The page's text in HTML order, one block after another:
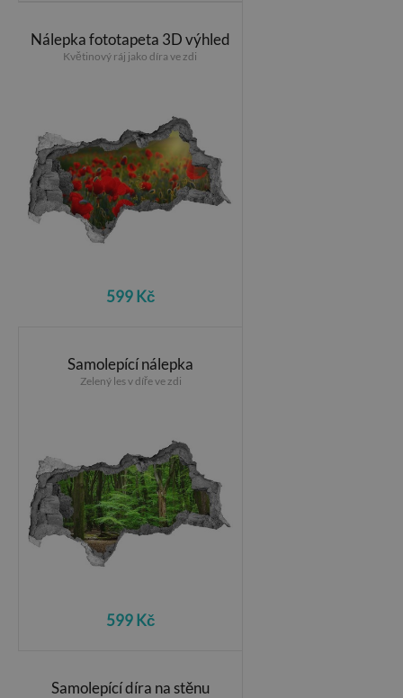
Nálepka fototapeta 3D výhled
Květinový ráj jako díra ve zdi
599 Kč
Samolepící nálepka
Zelený les v díře ve zdi
599 Kč
Samolepící díra na stěnu